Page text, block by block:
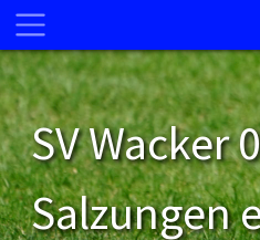
SV Wacker
Salzungen